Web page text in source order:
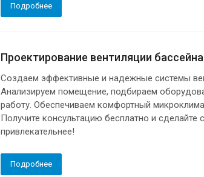
Подробнее
Проектирование вентиляции бассейна
Создаем эффективные и надежные системы
Анализируем помещение, подбираем
работу. Обеспечиваем комфортный
Получите консультацию бесплатно и сделайте
привлекательнее!
Подробнее